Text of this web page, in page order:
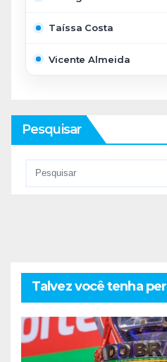
Taíssa Costa
Vicente Almeida
Pesquisar
Talvez você tenha